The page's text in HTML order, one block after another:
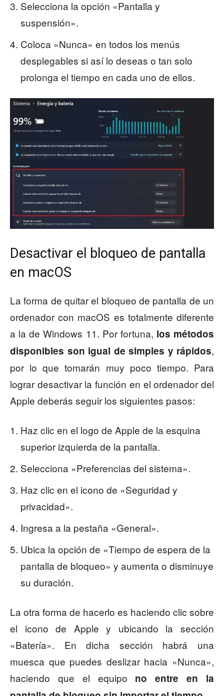
Selecciona la opción «Pantalla y
suspensión».
Coloca «Nunca» en todos los menús
desplegables si así lo deseas o tan solo
prolonga el tiempo en cada uno de ellos.
Desactivar el bloqueo de pantalla
en macOS
La forma de quitar el bloqueo de pantalla de un
ordenador con macOS es totalmente diferente
a la de Windows 11. Por fortuna, los métodos
disponibles son igual de simples y rápidos,
por lo que tomarán muy poco tiempo. Para
lograr desactivar la función en el ordenador del
Apple deberás seguir los siguientes pasos:
Haz clic en el logo de Apple de la esquina
superior izquierda de la pantalla.
Selecciona «Preferencias del sistema».
Haz clic en el icono de «Seguridad y
privacidad».
Ingresa a la pestaña «General».
Ubica la opción de «Tiempo de espera de la
pantalla de bloqueo» y aumenta o disminuye
su duración.
La otra forma de hacerlo es haciendo clic sobre
el icono de Apple y ubicando la sección
«Batería». En dicha sección habrá una
muesca que puedes deslizar hacia «Nunca»,
haciendo que el equipo no entre en la